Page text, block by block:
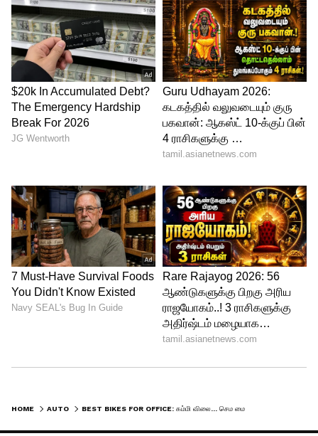
ஹோண்டா ஷைன் 125 (Honda Shine 125)
இந்த செக்மென்ட்ல அதிகமா
விற்பனையாகுற, ரொம்ப நம்பகமான பைக்
இதுதான். இதோட பெரிய சிறப்பம்சமே
சைலன்ட் ஸ்டார்ட் மற்றும் இன்ஜினோட
ஸ்மூத்னெஸ்தான். காலையில ஆபிஸுக்கு
கிளம்பும்போது, எந்த சத்தமும், அதிர்வும்
கடுமையான டிராஃபிக்ல கூட, இதோட கியர்
ஷிஃப்ட்டிங், கிளட்ச் எல்லாமே ரொம்ப
ஸ்மூத்தா இருக்கும். அதனால
ஓட்டுறவங்களுக்கு டயர்டே ஆகாது.
5
HOME AUTO